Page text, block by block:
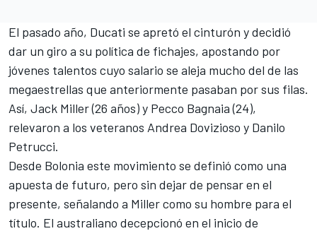
El pasado año, Ducati se apretó el cinturón y decidió
dar un giro a su política de fichajes, apostando por
jóvenes talentos cuyo salario se aleja mucho del de las
megaestrellas que anteriormente pasaban por sus filas.
Así, Jack Miller (26 años) y Pecco Bagnaia (24),
relevaron a los veteranos Andrea Dovizioso y Danilo
Petrucci.
Desde Bolonia este movimiento se definió como una
apuesta de futuro, pero sin dejar de pensar en el
presente, señalando a Miller como su hombre para el
título. El australiano decepcionó en el inicio de